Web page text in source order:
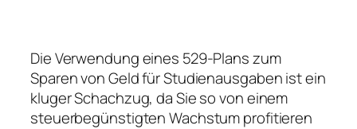
Die Verwendung eines 529-Plans zum
Sparen von Geld für Studienausgaben ist ein
kluger Schachzug, da Sie so von einem
steuerbegünstigten Wachstum profitieren